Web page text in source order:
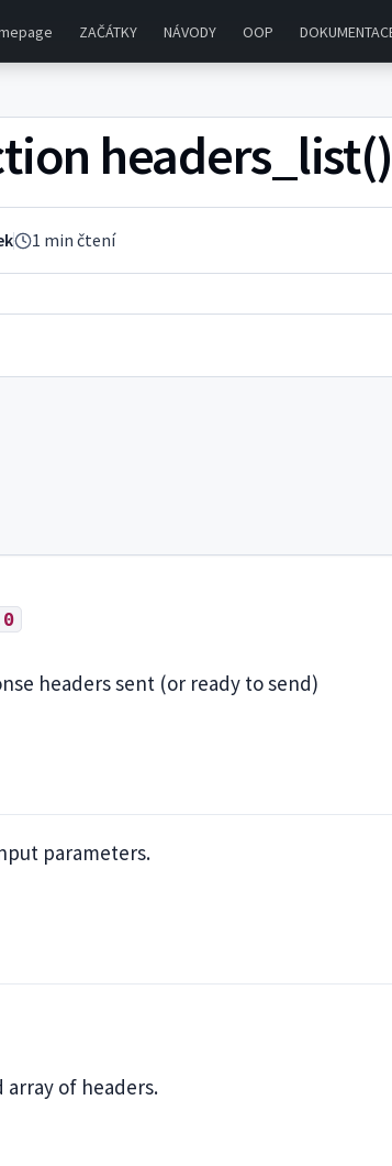
ZAČÁTKY NÁVODY OOP
headers_list()
1 min čtení
headers sent (or ready to send)
parameters.
array of headers.